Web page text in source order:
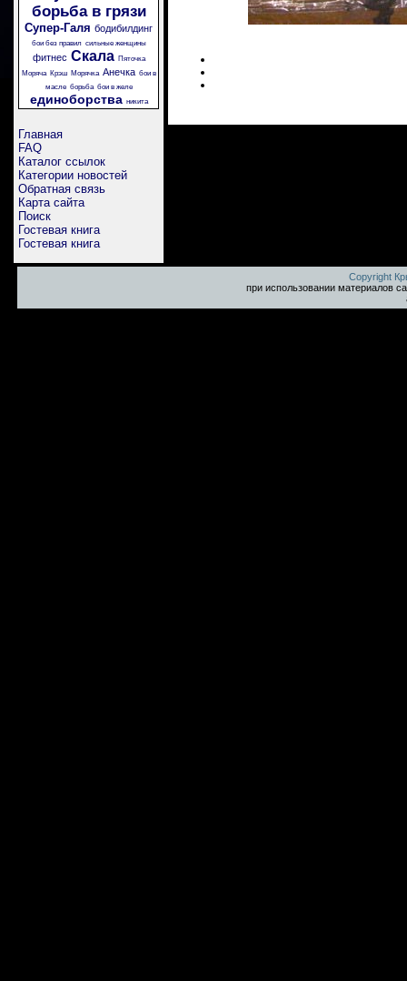
борьба в грязи
Супер-Галя бодибилдинг
бои без правил сильные женщины
фитнес Скала
Пяточка
Моряча
Крэш Морячка Анечка бои в
масле борьба бои в желе
единоборства никита
Главная
FAQ
Каталог ссылок
Категории новостей
Обратная связь
Карта сайта
Поиск
Гостевая книга
Гостевая книга
Copyright
при использовании материалов